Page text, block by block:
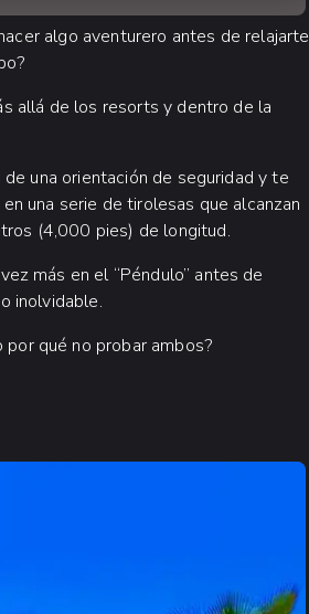
algo aventurero antes de relajarte
allá de los resorts y dentro de la
una orientación de seguridad y te
una serie de tirolesas que alcanzan
(4,000 pies) de longitud.
más en el “Péndulo” antes de
inolvidable.
qué no probar ambos?